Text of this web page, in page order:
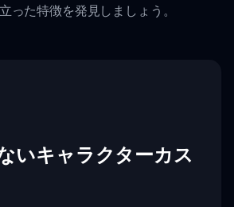
った特徴を発見しましょう。
いキャラクターカス